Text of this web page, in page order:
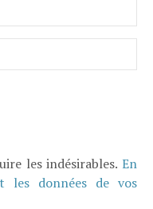
les indésirables. En
les données de vos